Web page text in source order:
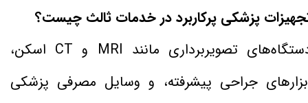
پزشکی پرکاربرد در خدمات ثالث چیست؟
دستگاه‌های تصویربرداری مانند MRI و CT اسکن،
جراحی پیشرفته، و وسایل مصرفی پزشکی